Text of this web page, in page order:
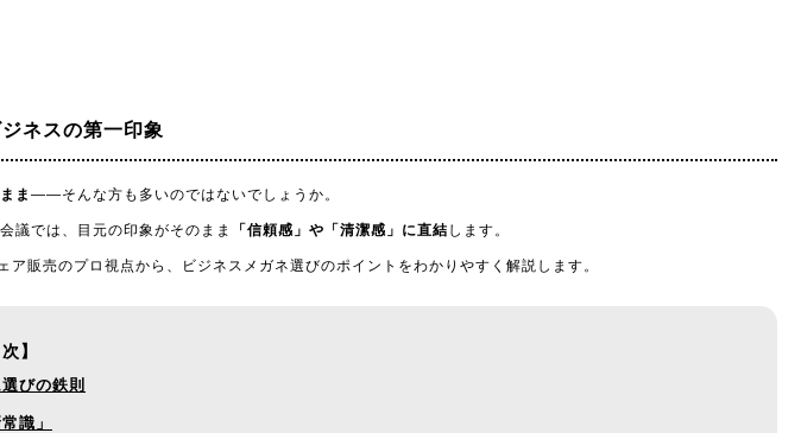
ジネスの第一印象
ま ——そんな方も多いのではないでしょうか。
議では、目元の印象がそのまま 「信頼感」や「清潔感」に直結 します。
販売のプロ視点から、ビジネスメガネ選びのポイントをわかりやすく解説します。
】
びの鉄則
識」